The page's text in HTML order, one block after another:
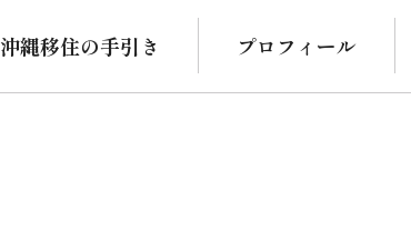
沖縄移住の手引き プロフィール